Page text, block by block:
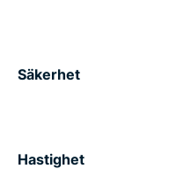
Säkerhet
Hastighet